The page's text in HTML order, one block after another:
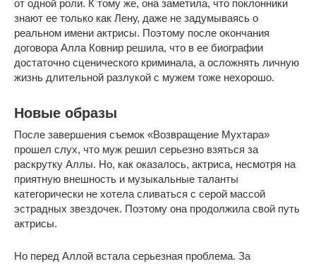
от одной роли. К тому же, она заметила, что поклонники
знают ее только как Лену, даже не задумываясь о
реальном имени актрисы. Поэтому после окончания
договора Алла Ковнир решила, что в ее биографии
достаточно сценического криминала, а осложнять личную
жизнь длительной разлукой с мужем тоже нехорошо.
Новые образы
После завершения съемок «Возвращение Мухтара»
прошел слух, что муж решил серьезно взяться за
раскрутку Аллы. Но, как оказалось, актриса, несмотря на
приятную внешность и музыкальные таланты
категорически не хотела сливаться с серой массой
эстрадных звездочек. Поэтому она продолжила свой путь
актрисы.
Но перед Аллой встала серьезная проблема. За